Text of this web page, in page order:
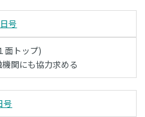
号
面トップ)
関にも協力求める
号